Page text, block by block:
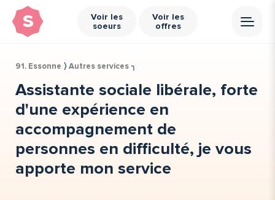
Voir les
soeurs
Voir les
offres
s
91. Essonne ⟩Autres services ╮
Assistante sociale libérale, forte
d'une expérience en
accompagnement de
personnes en difficulté, je vous
apporte mon service